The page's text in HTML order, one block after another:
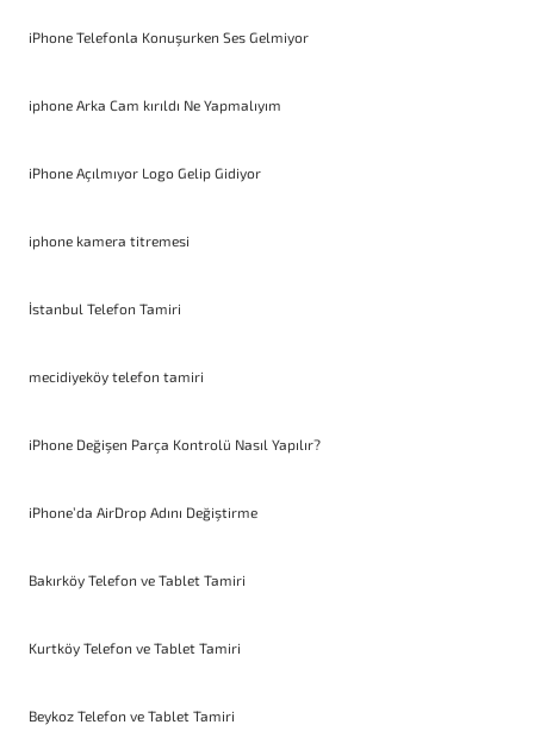
iPhone Telefonla Konuşurken Ses Gelmiyor
iphone Arka Cam kırıldı Ne Yapmalıyım
iPhone Açılmıyor Logo Gelip Gidiyor
iphone kamera titremesi
İstanbul Telefon Tamiri
mecidiyeköy telefon tamiri
iPhone Değişen Parça Kontrolü Nasıl Yapılır?
iPhone’da AirDrop Adını Değiştirme
Bakırköy Telefon ve Tablet Tamiri
Kurtköy Telefon ve Tablet Tamiri
Beykoz Telefon ve Tablet Tamiri